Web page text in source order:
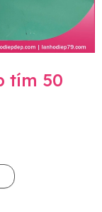
tím 50